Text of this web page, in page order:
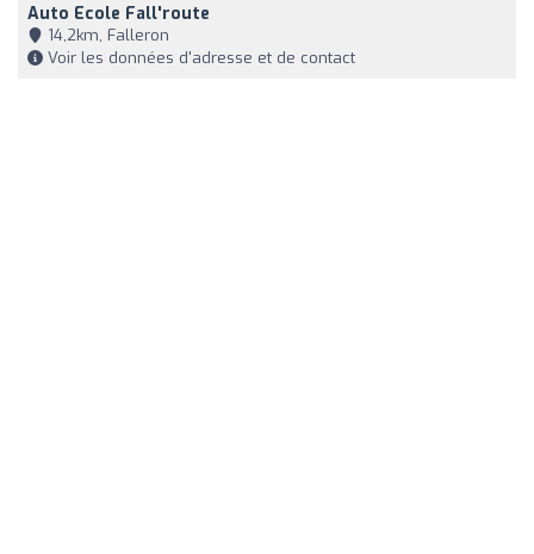
Auto Ecole Fall'route
14,2km, Falleron
Voir les données d'adresse et de contact